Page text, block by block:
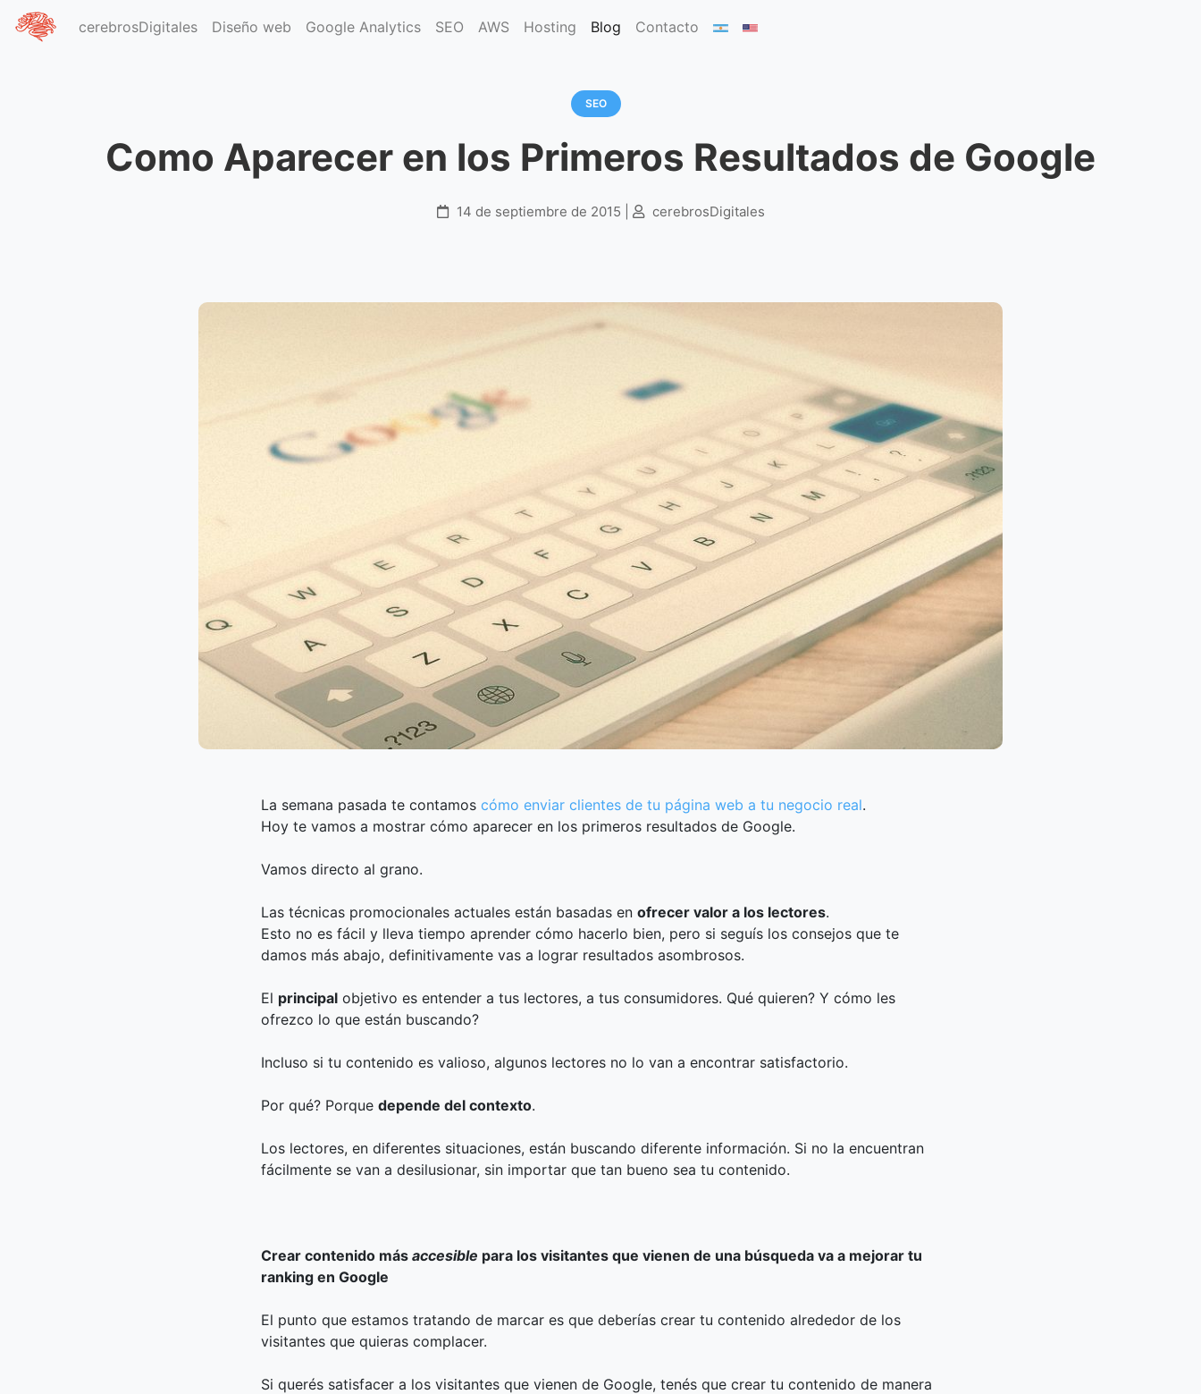
cerebrosDigitales Diseño web Google Analytics SEO AWS Hosting Blog Contacto
Inicio Blog SEO Como Aparecer en los Primeros Resultados de Google
SEO
Como Aparecer en los Primeros Resultados de Google
14 de septiembre de 2015 | cerebrosDigitales
La semana pasada te contamos cómo enviar clientes de tu página web a tu negocio real.
Hoy te vamos a mostrar cómo aparecer en los primeros resultados de Google.
Vamos directo al grano.
Las técnicas promocionales actuales están basadas en ofrecer valor a los lectores.
Esto no es fácil y lleva tiempo aprender cómo hacerlo bien, pero si seguís los consejos que te
damos más abajo, definitivamente vas a lograr resultados asombrosos.
El principal objetivo es entender a tus lectores, a tus consumidores. Qué quieren? Y cómo les
ofrezco lo que están buscando?
Incluso si tu contenido es valioso, algunos lectores no lo van a encontrar satisfactorio.
Por qué? Porque depende del contexto.
Los lectores, en diferentes situaciones, están buscando diferente información. Si no la encuentran
fácilmente se van a desilusionar, sin importar que tan bueno sea tu contenido.
Crear contenido más accesible para los visitantes que vienen de una búsqueda va a mejorar tu
ranking en Google
El punto que estamos tratando de marcar es que deberías crear tu contenido alrededor de los
visitantes que quieras complacer.
Si querés satisfacer a los visitantes que vienen de Google, tenés que crear tu contenido de manera